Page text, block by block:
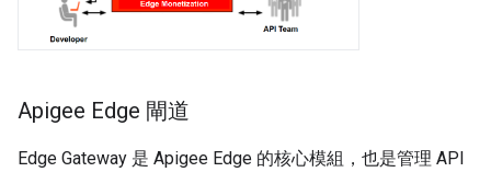
Apigee Edge 閘道
Edge Gateway 是 Apigee Edge 的核心模組，也是管理 API